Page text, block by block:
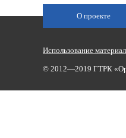
О проекте
Использование
© 2012—2019 ГТРК
Сетевое издание